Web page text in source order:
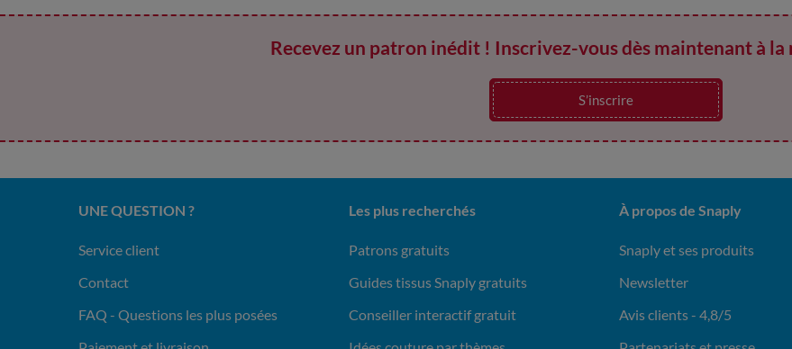
Recevez un patron inédit ! Inscrivez-vous dès maintenant à
S’inscrire
UNE QUESTION ?
Service client
Contact
FAQ - Questions les plus posées
Les plus recherchés
Patrons gratuits
Guides tissus Snaply gratuits
Conseiller interactif gratuit
À propos de Snaply
Snaply et ses produits
Newsletter
Avis clients - 4,8/5